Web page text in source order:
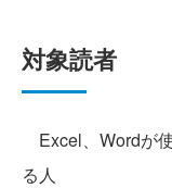
対象読者
Excel、Wordが
る人